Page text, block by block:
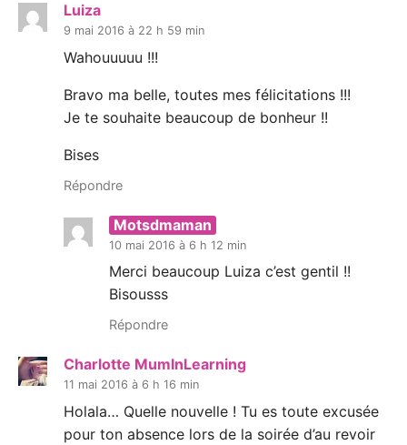
Luiza
9 mai 2016 à 22 h 59 min
Wahouuuuu !!!
Bravo ma belle, toutes mes félicitations !!!
Je te souhaite beaucoup de bonheur !!
Bises
Répondre
Motsdmaman
10 mai 2016 à 6 h 12 min
Merci beaucoup Luiza c’est gentil !!
Bisousss
Répondre
Charlotte MumInLearning
11 mai 2016 à 6 h 16 min
Holala… Quelle nouvelle ! Tu es toute excusée
pour ton absence lors de la soirée d’au revoir